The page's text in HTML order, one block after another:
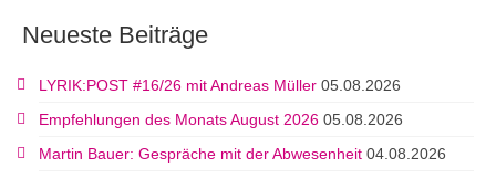
Neueste Beiträge
LYRIK:POST #16/26 mit Andreas Müller 05.08.2026
Empfehlungen des Monats August 2026 05.08.2026
Martin Bauer: Gespräche mit der Abwesenheit 04.08.2026